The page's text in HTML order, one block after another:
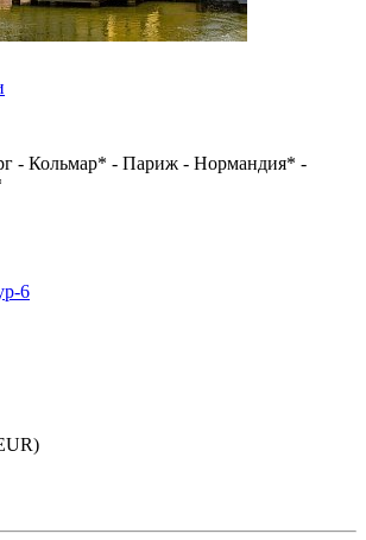
- Кольмар* - Париж - Нормандия* -
6